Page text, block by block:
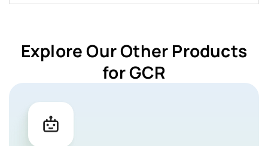
Explore Our Other Products
for GCR